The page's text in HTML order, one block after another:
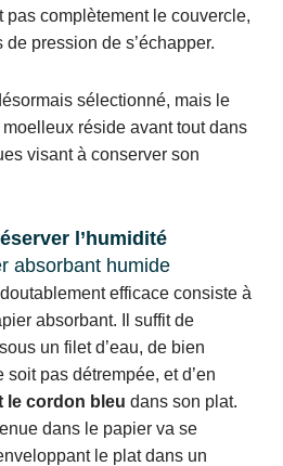
pas complètement le couvercle,
de pression de s’échapper.
sélectionné, mais le
réside avant tout dans
visant à conserver son
l’humidité
absorbant humide
efficace consiste à
absorbant. Il suffit de
un filet d’eau, de bien
soit pas détrempée, et d’en
le cordon bleu dans son plat.
dans le papier va se
le plat dans un